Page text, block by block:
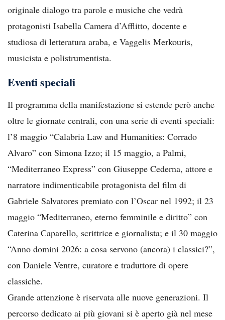
originale dialogo tra parole e musiche che vedrà
protagonisti Isabella Camera d’Afflitto, docente e
studiosa di letteratura araba, e Vaggelis Merkouris,
musicista e polistrumentista.
Eventi speciali
Il programma della manifestazione si estende però anche
oltre le giornate centrali, con una serie di eventi speciali:
l’8 maggio “Calabria Law and Humanities: Corrado
Alvaro” con Simona Izzo; il 15 maggio, a Palmi,
“Mediterraneo Express” con Giuseppe Cederna, attore e
narratore indimenticabile protagonista del film di
Gabriele Salvatores premiato con l’Oscar nel 1992; il 23
maggio “Mediterraneo, eterno femminile e diritto” con
Caterina Caparello, scrittrice e giornalista; e il 30 maggio
“Anno domini 2026: a cosa servono (ancora) i classici?”,
con Daniele Ventre, curatore e traduttore di opere
classiche.
Grande attenzione è riservata alle nuove generazioni. Il
percorso dedicato ai più giovani si è aperto già nel mese